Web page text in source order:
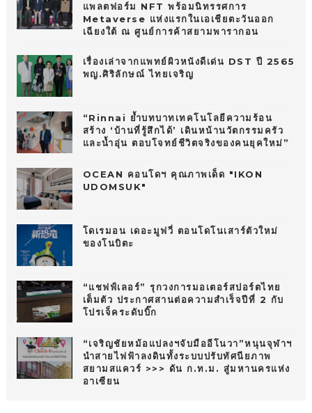
แพลตฟอร์ม NFT พร้อมนิทรรศการ
Metaverse แห่งแรกในเอเชียตะวันออก
เฉียงใต้ ณ ศูนย์การค้าสยามพารากอน
เรื่องเล่าจากแพทย์ผิวหนังดีเด่น DST ปี 2565
พญ.ศิริลักษณ์ ไทยเจริญ
“Rinnai ย้ำบทบาทเทคโนโลยีความร้อน
สร้าง ‘บ้านที่รู้สึกได้’ เดินหน้านวัตกรรมครัว
และน้ำอุ่น ตอบโจทย์ชีวิตจริงของคนยุคใหม่”
OCEAN คอนโดฯ คุณภาพเด็ด "IKON
UDOMSUK"
โดเรมอน เดอะมูฟวี่ ตอนโดโนเสาร์ตัวใหม่
ของโนบิตะ
“แชฟฟ์เลอร์” รุกวงการมอเตอร์สปอร์ตไทย
เต็มตัว ประกาศสานต่อความสำเร็จปีที่ 2 กับ
โปรเจ็คระดับบิ๊ก
“เจริญชัยหม้อแปลงฯจับมืออีโนวา”หนุนจุฬาฯ
นำสายไฟฟ้าลงดินทั้งระบบปรับทัศนียภาพ
สยามสแควร์ >>> ดัน ก.ท.ม. สู่มหานครแห่ง
อาเซียน